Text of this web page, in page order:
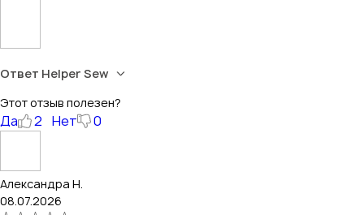
Ответ Helper Sew
Этот отзыв полезен?
Да 2 Нет 0
Александра Н.
08.07.2026